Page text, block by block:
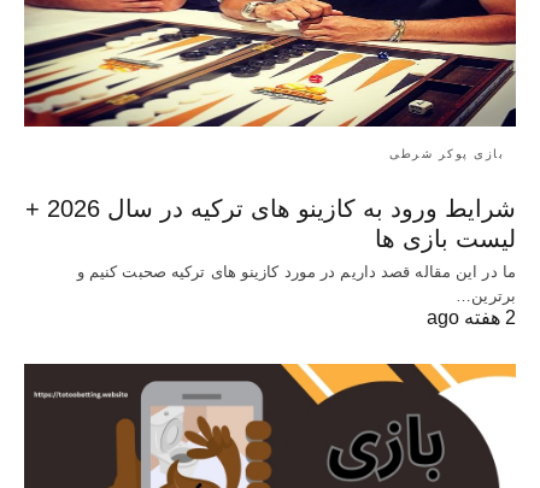
بازی پوکر شرطی
شرایط ورود به کازینو های ترکیه در سال 2026 +
لیست بازی ها
ما در این مقاله قصد داریم در مورد کازینو های ترکیه صحبت کنیم و
برترین…
2 هفته ago